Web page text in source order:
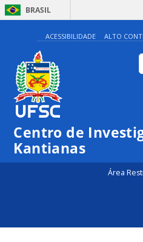
BRASIL
ACESSIBILIDADE ALTO
Centro de
Kantianas
Área